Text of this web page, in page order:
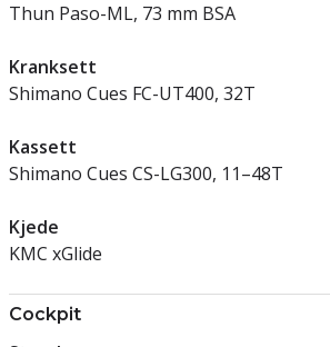
Thun Paso-ML, 73 mm BSA
Kranksett
Shimano Cues FC-UT400, 32T
Kassett
Shimano Cues CS-LG300, 11–48T
Kjede
KMC xGlide
Cockpit